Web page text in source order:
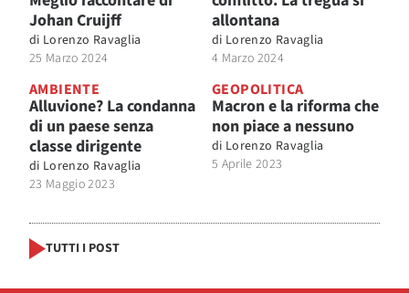
Johan Cruijff
di Lorenzo Ravaglia
25 Marzo 2024
allontana
di Lorenzo Ravaglia
4 Marzo 2024
AMBIENTE
Alluvione? La condanna
di un paese senza
classe dirigente
di Lorenzo Ravaglia
23 Maggio 2023
GEOPOLITICA
Macron e la riforma che
non piace a nessuno
di Lorenzo Ravaglia
5 Aprile 2023
TUTTI I POST